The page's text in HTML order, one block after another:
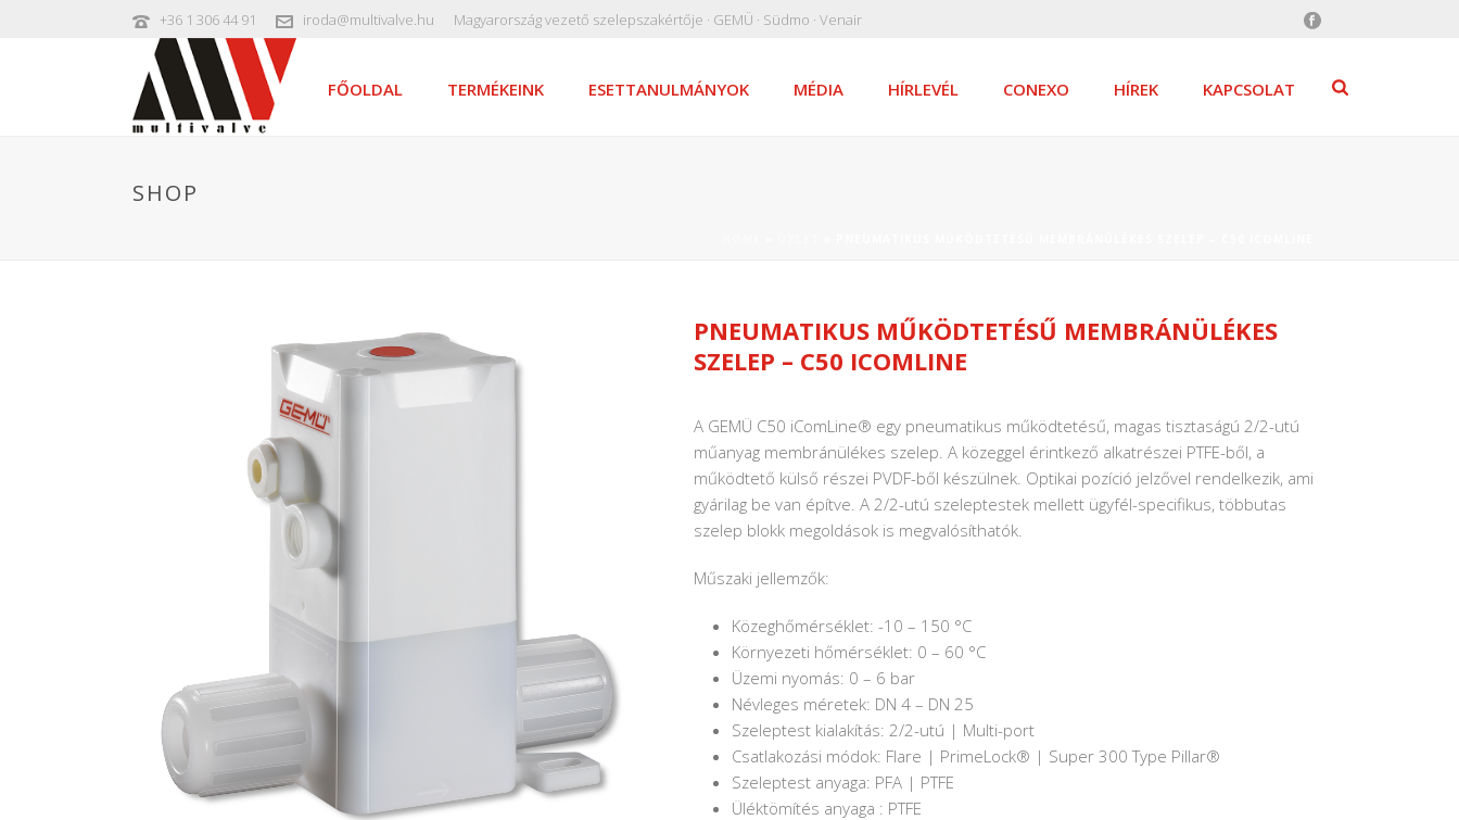
+36 1 306 44 91 iroda@multivalve.hu Magyarország vezető szelepszakértője · GEMÜ · Südmo · Venair
FŐOLDAL TERMÉKEINK ESETTANULMÁNYOK MÉDIA HÍRLEVÉL CONEXO HÍREK KAPCSOLAT
SHOP
PNEUMATIKUS MŰKÖDTETÉSŰ MEMBRÁNÜLÉKES
SZELEP – C50 ICOMLINE
A GEMÜ C50 iComLine® egy pneumatikus működtetésű, magas tisztaságú 2/2-utú
műanyag membránülékes szelep. A közeggel érintkező alkatrészei PTFE-ből, a
működtető külső részei PVDF-ből készülnek. Optikai pozíció jelzővel rendelkezik, ami
gyárilag be van építve. A 2/2-utú szeleptestek mellett ügyfél-specifikus, többutas
szelep blokk megoldások is megvalósíthatók.
Műszaki jellemzők:
Közeghőmérséklet: -10 – 150 °C
Környezeti hőmérséklet: 0 – 60 °C
Üzemi nyomás: 0 – 6 bar
Névleges méretek: DN 4 – DN 25
Szeleptest kialakítás: 2/2-utú | Multi-port
Csatlakozási módok: Flare | PrimeLock® | Super 300 Type Pillar®
Szeleptest anyaga: PFA | PTFE
Üléktömítés anyaga : PTFE